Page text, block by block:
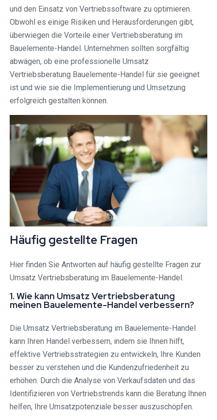
und den Einsatz von Vertriebssoftware zu optimieren.
Obwohl es einige Risiken und Herausforderungen gibt,
überwiegen die Vorteile einer Vertriebsberatung im
Bauelemente-Handel. Unternehmen sollten sorgfältig
abwägen, ob eine professionelle Umsatz
Vertriebsberatung Bauelemente-Handel für sie geeignet
ist und wie sie die Implementierung und Umsetzung
erfolgreich gestalten können.
Häufig gestellte Fragen
Hier finden Sie Antworten auf häufig gestellte Fragen zur
Umsatz Vertriebsberatung im Bauelemente-Handel.
1. Wie kann Umsatz Vertriebsberatung
meinen Bauelemente-Handel verbessern?
Die Umsatz Vertriebsberatung im Bauelemente-Handel
kann Ihren Handel verbessern, indem sie Ihnen hilft,
effektive Vertriebsstrategien zu entwickeln, Ihre Kunden
besser zu verstehen und die Kundenzufriedenheit zu
erhöhen. Durch die Analyse von Verkaufsdaten und das
Identifizieren von Vertriebstrends kann die Beratung Ihnen
helfen, Ihre Umsatzpotenziale besser auszuschöpfen.